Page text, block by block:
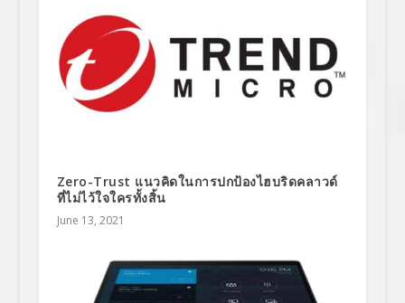
Zero-Trust แนวคิดในการปกป้องไฮบริดคลาวด์
ที่ไม่ไว้ใจใครทั้งสิ้น
June 13, 2021